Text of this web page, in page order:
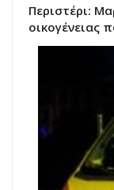
Περιστέρι:
οικογένειας